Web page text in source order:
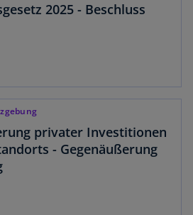
2025 - Beschluss
privater Investitionen
- Gegenäußerung